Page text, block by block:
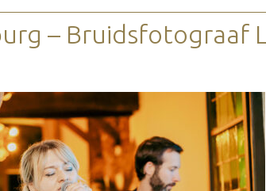
– Bruidsfotograaf